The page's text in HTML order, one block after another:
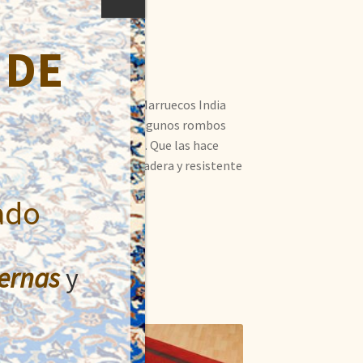
principalmente en Marruecos India
tener pocos dibujos. Algunos rombos
diseños y colores. Que las hace
cantidad de lana muy duradera y resistente
y